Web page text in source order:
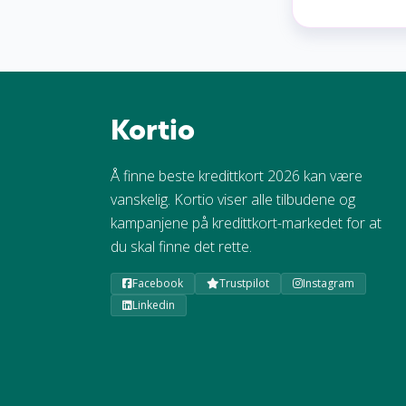
Kortio
Å finne beste kredittkort 2026 kan være
vanskelig. Kortio viser alle tilbudene og
kampanjene på kredittkort-markedet for at
du skal finne det rette.
Facebook Trustpilot
Instagram
Linkedin